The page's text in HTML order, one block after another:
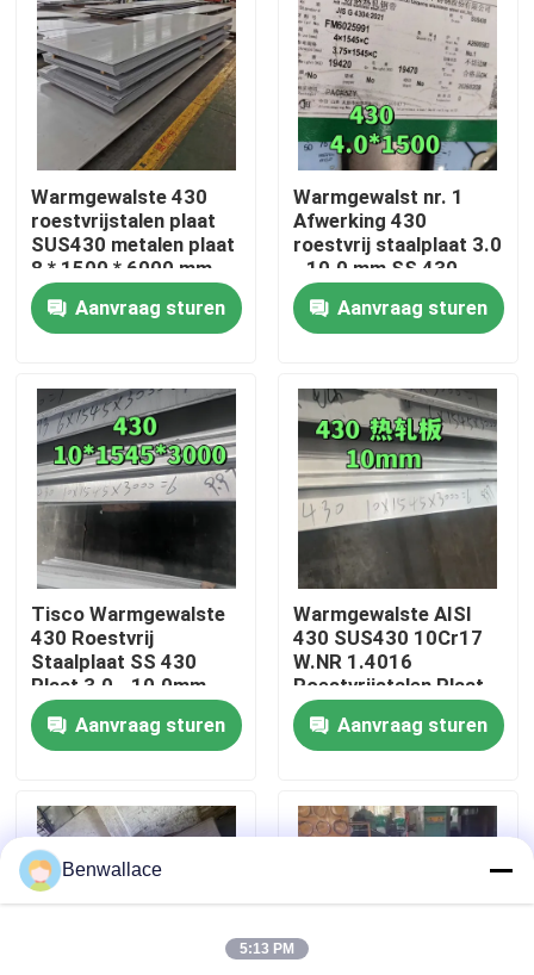
Huis
Video's
Over ons
fabriekstour
Kwaliteitscontrole
Neem contact met ons op
Nieuws
Gevallen
Warmgewalste 430
roestvrijstalen plaat
SUS430 metalen plaat
8 * 1500 * 6000 mm
met NO.1-oppervlak
Aanvraag sturen
Warmgewalst nr. 1
Afwerking 430
roestvrij staalplaat 3.0
- 10.0 mm SS 430
Plaat van TISCO
Aanvraag sturen
Tisco Warmgewalste
430 Roestvrij
Staalplaat SS 430
Plaat 3.0 - 10.0mm
No.1 Oppervlak
Aanvraag sturen
Warmgewalste AISI
430 SUS430 10Cr17
W.NR 1.4016
Roestvrijstalen Plaat
10*1500*6000 NO.1
OppervlakAanvraag sturen
Benwallace
5:13 PM